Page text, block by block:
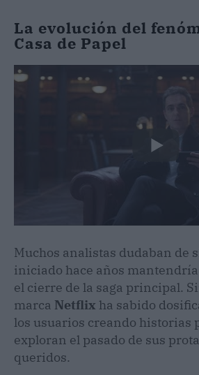
La evolución del
Casa de Papel
Muchos analistas dudaban de
iniciado hace años
el cierre de la saga principal.
marca Netflix ha sabido
los usuarios creando historias
exploran el pasado de sus
queridos.